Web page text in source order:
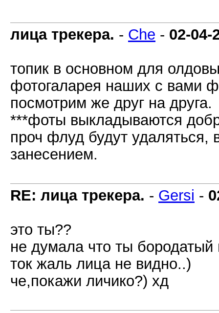
лица трекера. - Che - 02-04-
топик в основном для
фотогаларея наших с вами
посмотрим же друг на друга.
***фоты выкладываются
проч флуд будут
занесением.
RE: лица трекера. - Gersi -
это ты??
не думала что ты бородатый
ток жаль лица не видно..)
че,покажи личико?) хд